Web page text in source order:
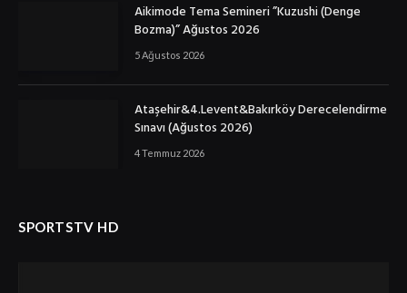
Aikimode Tema Semineri ”Kuzushi (Denge
Bozma)” Ağustos 2026
5 Ağustos 2026
Ataşehir&4.Levent&Bakırköy Derecelendirme
Sınavı (Ağustos 2026)
4 Temmuz 2026
SPORTSTV HD